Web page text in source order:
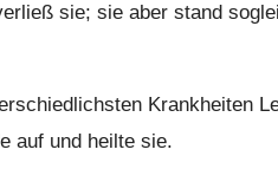
sie; sie aber stand
Krankheiten
auf und heilte sie.